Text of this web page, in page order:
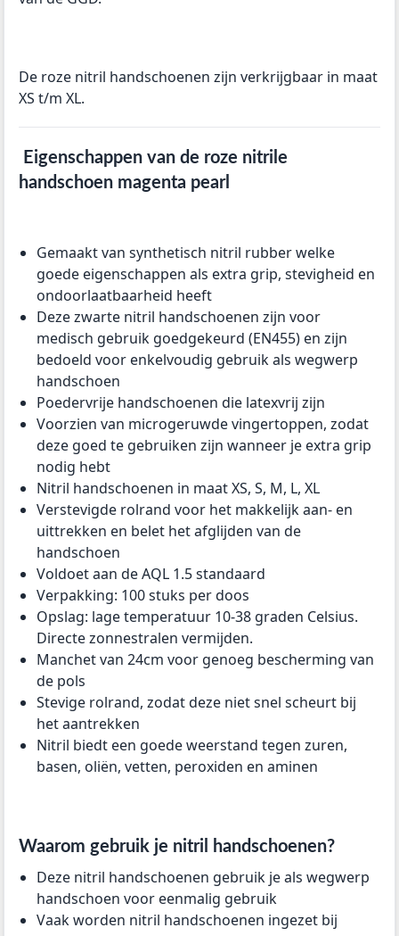
De roze nitril handschoenen zijn verkrijgbaar in maat
XS t/m XL.
Eigenschappen van de roze nitrile
handschoen magenta pearl
Gemaakt van synthetisch nitril rubber welke
goede eigenschappen als extra grip, stevigheid en
ondoorlaatbaarheid heeft
Deze zwarte nitril handschoenen zijn voor
medisch gebruik goedgekeurd (EN455) en zijn
bedoeld voor enkelvoudig gebruik als wegwerp
handschoen
Poedervrije handschoenen die latexvrij zijn
Voorzien van microgeruwde vingertoppen, zodat
deze goed te gebruiken zijn wanneer je extra grip
nodig hebt
Nitril handschoenen in maat XS, S, M, L, XL
Verstevigde rolrand voor het makkelijk aan- en
uittrekken en belet het afglijden van de
handschoen
Voldoet aan de AQL 1.5 standaard
Verpakking: 100 stuks per doos
Opslag: lage temperatuur 10-38 graden Celsius.
Directe zonnestralen vermijden.
Manchet van 24cm voor genoeg bescherming van
de pols
Stevige rolrand, zodat deze niet snel scheurt bij
het aantrekken
Nitril biedt een goede weerstand tegen zuren,
basen, oliën, vetten, peroxiden en aminen
Waarom gebruik je nitril handschoenen?
Deze nitril handschoenen gebruik je als wegwerp
handschoen voor eenmalig gebruik
Vaak worden nitril handschoenen ingezet bij